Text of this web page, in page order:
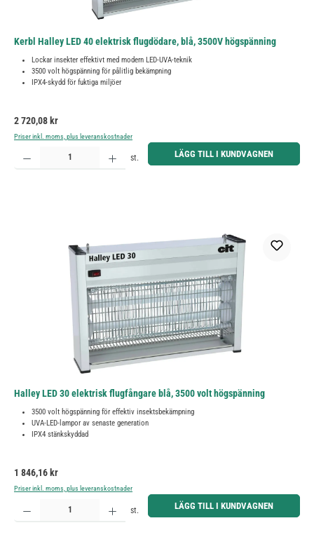
Kerbl Halley LED 40 elektrisk flugdödare, blå, 3500V högspänning
Lockar insekter effektivt med modern LED-UVA-teknik
3500 volt högspänning för pålitlig bekämpning
IPX4-skydd för fuktiga miljöer
Ordinarie pris:
2 720,08 kr
Priser inkl. moms, plus leveranskostnader
Produktkvantitet: Ange önskat belopp eller använd knapparna för att öka eller minska kvantiteten.
st. LÄGG TILL I KUNDVAGNEN
Halley LED 30 elektrisk flugfångare blå, 3500 volt högspänning
3500 volt högspänning för effektiv insektsbekämpning
UVA-LED-lampor av senaste generation
IPX4 stänkskyddad
Ordinarie pris:
1 846,16 kr
Priser inkl. moms, plus leveranskostnader
Produktkvantitet: Ange önskat belopp eller använd knapparna för att öka eller minska kvantiteten.
st. LÄGG TILL I KUNDVAGNEN